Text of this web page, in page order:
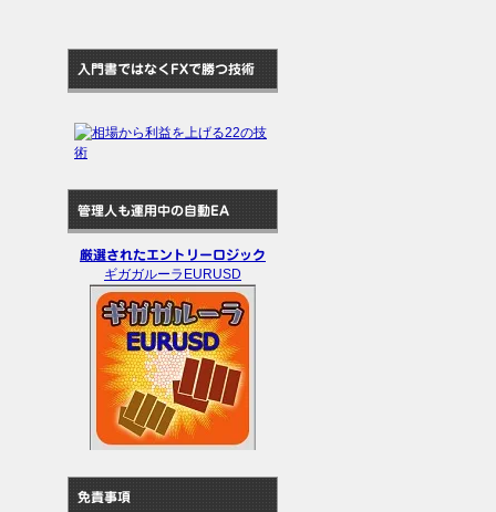
入門書ではなくFXで勝つ技術
管理人も運用中の自動EA
厳選されたエントリーロジック
ギガガルーラEURUSD
免責事項